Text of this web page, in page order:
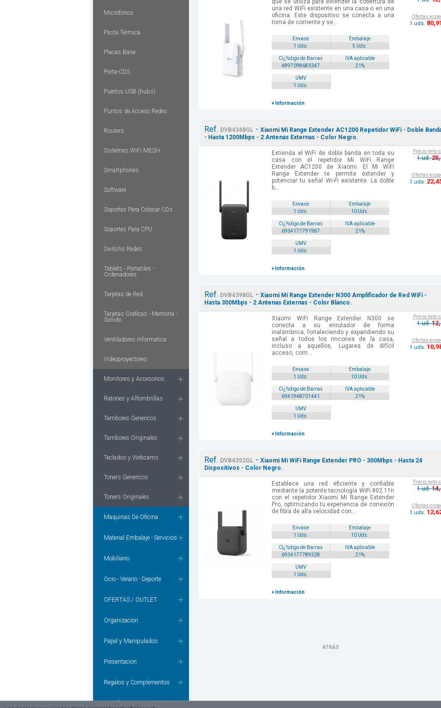
Microfonos
Pasta Termica
Placas Base
Porta-CDS
Puertos USB (hubs)
Puntos de Acceso Redes
Routers
Sistemas WiFi MESH
Smartphones
Software
Soportes Para Colocar CDs
Soportes Para CPU
Switchs Redes
Tablets - Portatiles -
Ordenadores
Tarjetas de Red
Tarjetas Graficas - Memoria -
Sonido
Ventiladores Informatica
Videoproyectores
Monitores y Accesorios
Ratones y Alfombrillas
Tambores Genericos
Tambores Originales
Teclados y Webcams
Toners Genericos
Toners Originales
Maquinas De Oficina
Material Embalaje - Servicios
Mobiliario
Ocio - Verano - Deporte
OFERTAS / OUTLET
Organizacion
Papel y Manipulados
Presentacion
Regalos y Complementos
Tecnologia
que se utiliza para extender la cobertura de
una red WiFi existente en una casa o en una
oficina. Este dispositivo se conecta a una
toma de corriente y se...
Envase
Embalaje
1 Uds.
5 Uds.
Cï¿½digo de Barras
IVA aplicable
4897098683347
21%
UMV
1 Uds.
+ Información
Ofertas
1 uds. 80
Ref. DVB4348GL - Xiaomi Mi Range Extender AC1200 Repetidor WiFi - Doble
- Hasta 1200Mbps - 2 Antenas Externas - Color Negro.
Extienda el WiFi de doble banda en toda su
casa con el repetidor Mi WiFi Range
Extender AC1200 de Xiaomi. El Mi WiFi
Range Extender te permite extender y
potenciar tu señal Wi-Fi existente. La doble
b...
Envase
Embalaje
1 Uds.
10 Uds.
Cï¿½digo de Barras
IVA aplicable
6934177791987
21%
UMV
1 Uds.
+ Información
Precio neto
1 ud.25
Ofertas
1 uds. 22
Ref. DVB4398GL - Xiaomi Mi Range Extender N300 Amplificador de Red WiFi -
Hasta 300Mbps - 2 Antenas Externas - Color Blanco.
Xiaomi WiFi Range Extender N300 se
conecta a su enrutador de forma
inalámbrica, fortaleciendo y expandiendo su
señal a todos los rincones de la casa,
incluso a aquellos, Lugares de difícil
acceso, com...
Envase
Embalaje
1 Uds.
10 Uds.
Cï¿½digo de Barras
IVA aplicable
6941948701441
21%
UMV
1 Uds.
+ Información
Precio neto
1 ud.12
Ofertas
1 uds. 10
Ref. DVB4352GL - Xiaomi Mi WiFi Range Extender PRO - 300Mbps - Hasta 24
Dispositivos - Color Negro.
Establece una red eficiente y confiable
mediante la potente tecnología WiFi 802.11n
con el repetidor Xiaomi Mi Range Extender
Pro, optimizando tu experiencia de conexión
de fibra de alta velocidad con...
Envase
Embalaje
1 Uds.
10 Uds.
Cï¿½digo de Barras
IVA aplicable
6934177789328
21%
UMV
1 Uds.
+ Información
Precio neto
1 ud.14
Ofertas
1 uds. 12
ATRÁS